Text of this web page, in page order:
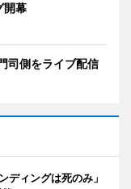
開幕
司側をライブ配信
ディングは死のみ」